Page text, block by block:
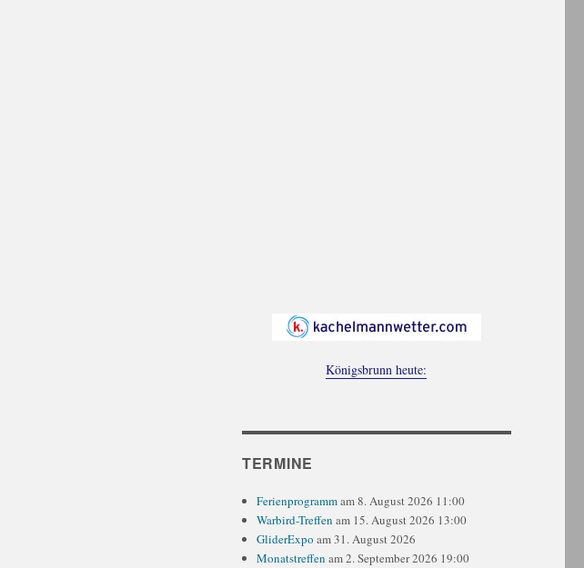
Königsbrunn heute:
TERMINE
Ferienprogrammam 8. August 2026 11:00
Warbird-Treffen am 15. August 2026 13:00
GliderExpo am 31. August 2026
Monatstreffen am 2. September 2026 19:00